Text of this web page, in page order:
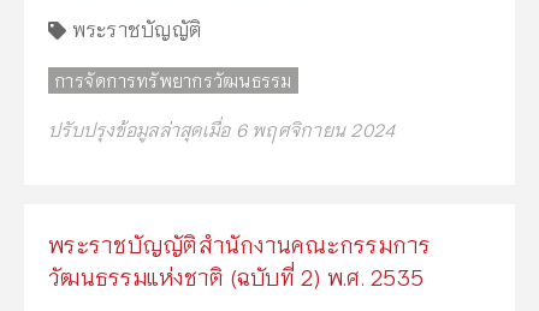
พระราชบัญญัติ
การจัดการทรัพยากรวัฒนธรรม
ปรับปรุงข้อมูลล่าสุดเมื่อ 6 พฤศจิกายน 2024
พระราชบัญญัติสำนักงานคณะกรรมการ
วัฒนธรรมแห่งชาติ (ฉบับที่ 2) พ.ศ. 2535